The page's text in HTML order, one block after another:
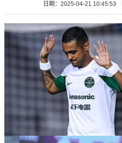
日期：2025-04-21 10:45:53